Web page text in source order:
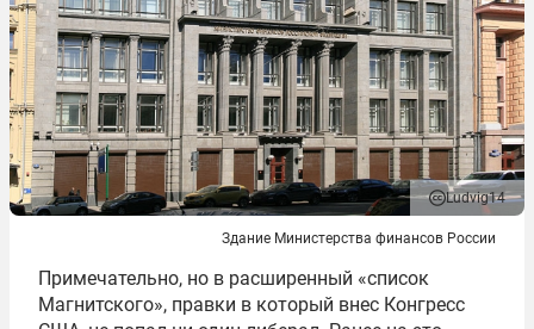
Ludvig14
Здание Министерства финансов России
Примечательно, но в расширенный «список
Магнитского», правки в который внес Конгресс